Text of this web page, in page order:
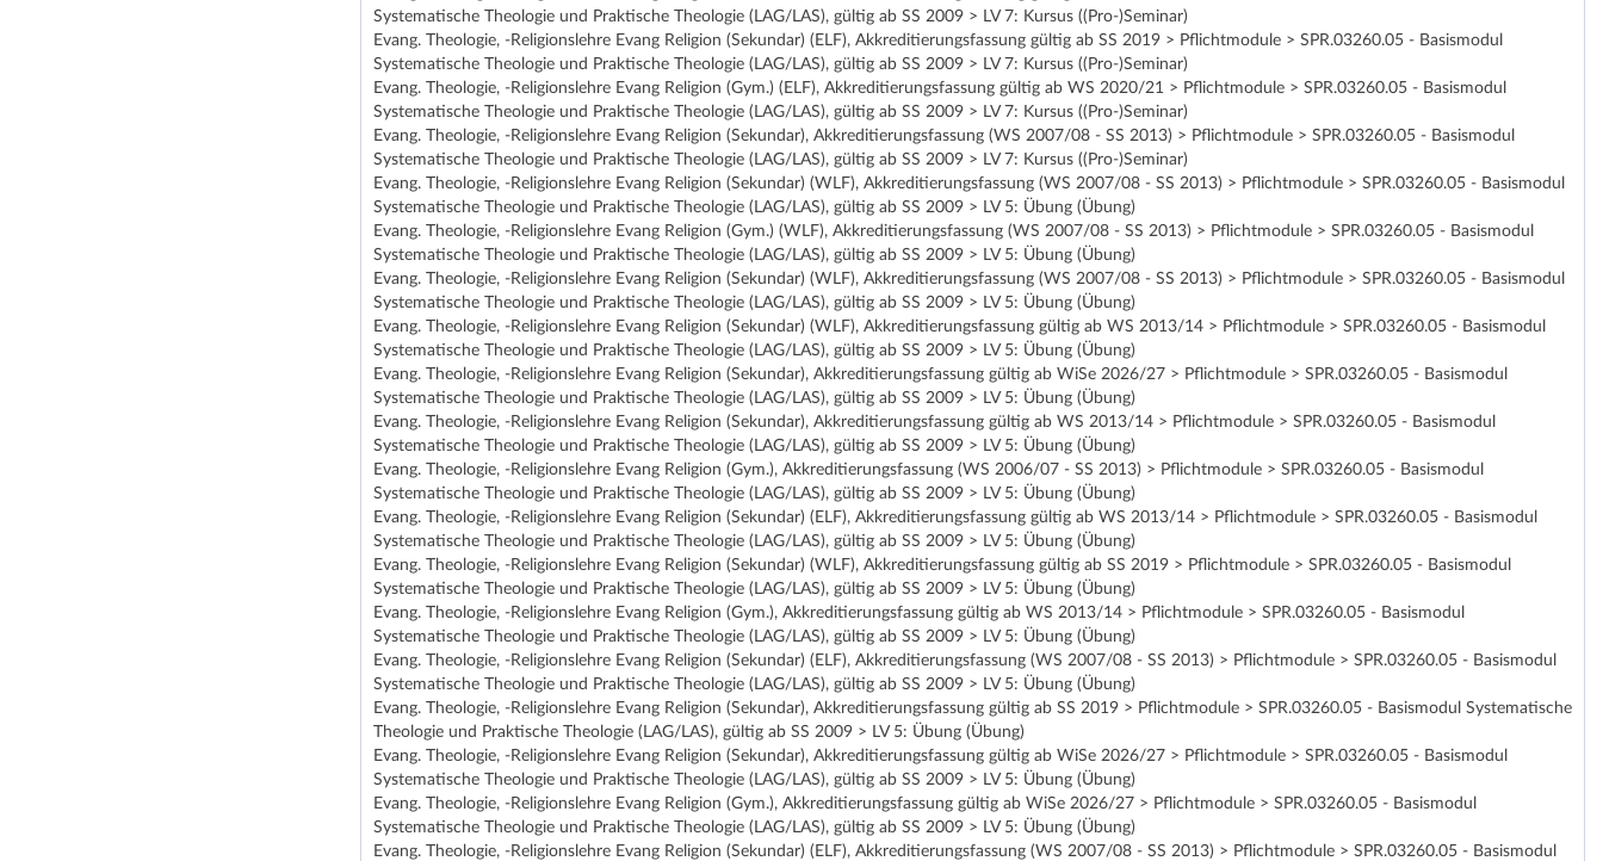
Systematische Theologie und Praktische Theologie (LAG/LAS), gültig ab SS 2009 > LV 7: Kursus ((Pro-)Seminar)
Evang. Theologie, -Religionslehre Evang Religion (Sekundar) (ELF), Akkreditierungsfassung gültig ab SS 2019 > Pflichtmodule > SPR.03260.05 - Basismodul
Systematische Theologie und Praktische Theologie (LAG/LAS), gültig ab SS 2009 > LV 7: Kursus ((Pro-)Seminar)
Evang. Theologie, -Religionslehre Evang Religion (Gym.) (ELF), Akkreditierungsfassung gültig ab WS 2020/21 > Pflichtmodule > SPR.03260.05 - Basismodul
Systematische Theologie und Praktische Theologie (LAG/LAS), gültig ab SS 2009 > LV 7: Kursus ((Pro-)Seminar)
Evang. Theologie, -Religionslehre Evang Religion (Sekundar), Akkreditierungsfassung (WS 2007/08 - SS 2013) > Pflichtmodule > SPR.03260.05 - Basismodul
Systematische Theologie und Praktische Theologie (LAG/LAS), gültig ab SS 2009 > LV 7: Kursus ((Pro-)Seminar)
Evang. Theologie, -Religionslehre Evang Religion (Sekundar) (WLF), Akkreditierungsfassung (WS 2007/08 - SS 2013) > Pflichtmodule > SPR.03260.05 - Basismodul
Systematische Theologie und Praktische Theologie (LAG/LAS), gültig ab SS 2009 > LV 5: Übung (Übung)
Evang. Theologie, -Religionslehre Evang Religion (Gym.) (WLF), Akkreditierungsfassung (WS 2007/08 - SS 2013) > Pflichtmodule > SPR.03260.05 - Basismodul
Systematische Theologie und Praktische Theologie (LAG/LAS), gültig ab SS 2009 > LV 5: Übung (Übung)
Evang. Theologie, -Religionslehre Evang Religion (Sekundar) (WLF), Akkreditierungsfassung (WS 2007/08 - SS 2013) > Pflichtmodule > SPR.03260.05 - Basismodul
Systematische Theologie und Praktische Theologie (LAG/LAS), gültig ab SS 2009 > LV 5: Übung (Übung)
Evang. Theologie, -Religionslehre Evang Religion (Sekundar) (WLF), Akkreditierungsfassung gültig ab WS 2013/14 > Pflichtmodule > SPR.03260.05 - Basismodul
Systematische Theologie und Praktische Theologie (LAG/LAS), gültig ab SS 2009 > LV 5: Übung (Übung)
Evang. Theologie, -Religionslehre Evang Religion (Sekundar), Akkreditierungsfassung gültig ab WiSe 2026/27 > Pflichtmodule > SPR.03260.05 - Basismodul
Systematische Theologie und Praktische Theologie (LAG/LAS), gültig ab SS 2009 > LV 5: Übung (Übung)
Evang. Theologie, -Religionslehre Evang Religion (Sekundar), Akkreditierungsfassung gültig ab WS 2013/14 > Pflichtmodule > SPR.03260.05 - Basismodul
Systematische Theologie und Praktische Theologie (LAG/LAS), gültig ab SS 2009 > LV 5: Übung (Übung)
Evang. Theologie, -Religionslehre Evang Religion (Gym.), Akkreditierungsfassung (WS 2006/07 - SS 2013) > Pflichtmodule > SPR.03260.05 - Basismodul
Systematische Theologie und Praktische Theologie (LAG/LAS), gültig ab SS 2009 > LV 5: Übung (Übung)
Evang. Theologie, -Religionslehre Evang Religion (Sekundar) (ELF), Akkreditierungsfassung gültig ab WS 2013/14 > Pflichtmodule > SPR.03260.05 - Basismodul
Systematische Theologie und Praktische Theologie (LAG/LAS), gültig ab SS 2009 > LV 5: Übung (Übung)
Evang. Theologie, -Religionslehre Evang Religion (Sekundar) (WLF), Akkreditierungsfassung gültig ab SS 2019 > Pflichtmodule > SPR.03260.05 - Basismodul
Systematische Theologie und Praktische Theologie (LAG/LAS), gültig ab SS 2009 > LV 5: Übung (Übung)
Evang. Theologie, -Religionslehre Evang Religion (Gym.), Akkreditierungsfassung gültig ab WS 2013/14 > Pflichtmodule > SPR.03260.05 - Basismodul
Systematische Theologie und Praktische Theologie (LAG/LAS), gültig ab SS 2009 > LV 5: Übung (Übung)
Evang. Theologie, -Religionslehre Evang Religion (Sekundar) (ELF), Akkreditierungsfassung (WS 2007/08 - SS 2013) > Pflichtmodule > SPR.03260.05 - Basismodul
Systematische Theologie und Praktische Theologie (LAG/LAS), gültig ab SS 2009 > LV 5: Übung (Übung)
Evang. Theologie, -Religionslehre Evang Religion (Sekundar), Akkreditierungsfassung gültig ab SS 2019 > Pflichtmodule > SPR.03260.05 - Basismodul Systematische
Theologie und Praktische Theologie (LAG/LAS), gültig ab SS 2009 > LV 5: Übung (Übung)
Evang. Theologie, -Religionslehre Evang Religion (Sekundar), Akkreditierungsfassung gültig ab WiSe 2026/27 > Pflichtmodule > SPR.03260.05 - Basismodul
Systematische Theologie und Praktische Theologie (LAG/LAS), gültig ab SS 2009 > LV 5: Übung (Übung)
Evang. Theologie, -Religionslehre Evang Religion (Gym.), Akkreditierungsfassung gültig ab WiSe 2026/27 > Pflichtmodule > SPR.03260.05 - Basismodul
Systematische Theologie und Praktische Theologie (LAG/LAS), gültig ab SS 2009 > LV 5: Übung (Übung)
Evang. Theologie, -Religionslehre Evang Religion (Sekundar) (ELF), Akkreditierungsfassung (WS 2007/08 - SS 2013) > Pflichtmodule > SPR.03260.05 - Basismodul